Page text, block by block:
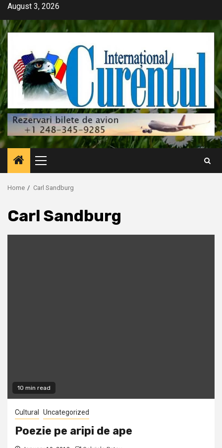
Skip
content
August 3, 2026
Primary
Menu
Home Carl Sandburg
Carl Sandburg
10 min read
Cultural Uncategorized
Poezie pe aripi de ape